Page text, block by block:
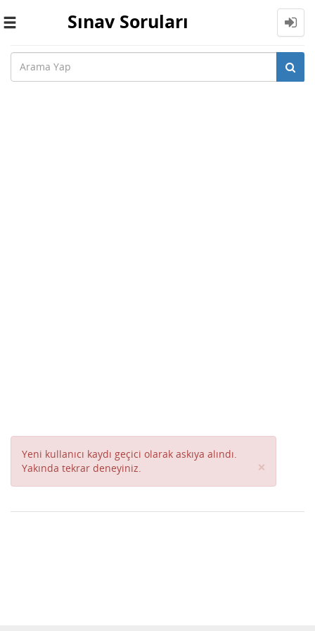
Toggle
Sınav Soruları
Yeni kullanıcı kaydı geçici olarak askıya alındı.
Yakında tekrar deneyiniz.
×